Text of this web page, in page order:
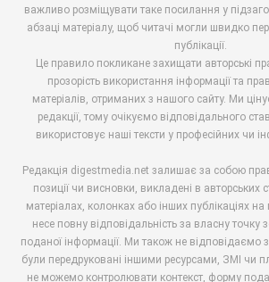
важливо розміщувати таке посилання у
абзаці матеріалу, щоб читачі могли швидко
публікації.
Це правило покликане захищати авторські
прозорість використання інформації та
матеріалів, отриманих з нашого сайту. Ми
редакції, тому очікуємо відповідального
використовує наші тексти у професійних чи
Редакція digestmedia.net залишає за собою
позиції чи висновки, викладені в авторських
матеріалах, колонках або інших публікаціях
несе повну відповідальність за власну точку
поданої інформації. Ми також не відповідаємо
були передруковані іншими ресурсами, ЗМІ чи
не можемо контролювати контекст, форму